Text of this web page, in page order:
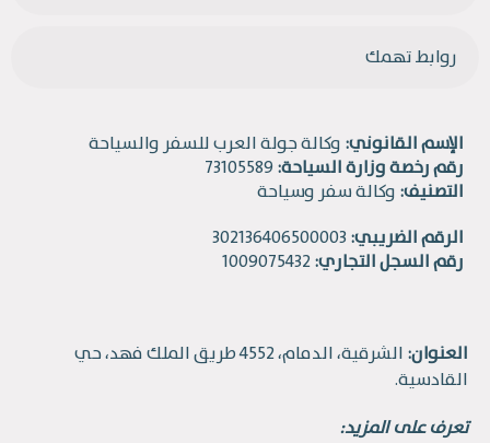
روابط تهمك
الإسم القانوني: وكالة جولة العرب للسفر والسياحة
رقم رخصة وزارة السياحة:
التصنيف: وكالة سفر وسياحة
الرقم الضريبي:
رقم السجل التجاري:
العنوان:
الشرقية، الدمام، 4552 طريق الملك فهد، حي
القادسية.
تعرف على المزيد: